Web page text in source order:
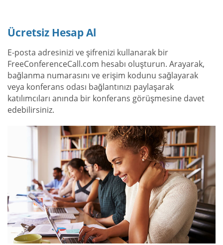
Ücretsiz Hesap Al
E-posta adresinizi ve şifrenizi kullanarak bir
FreeConferenceCall.com hesabı oluşturun. Arayarak,
bağlanma numarasını ve erişim kodunu sağlayarak
veya konferans odası bağlantınızı paylaşarak
katılımcıları anında bir konferans görüşmesine davet
edebilirsiniz.